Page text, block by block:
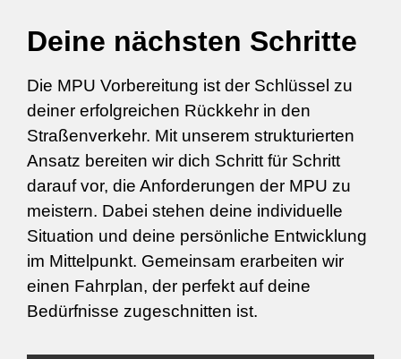
Deine nächsten Schritte
Die MPU Vorbereitung ist der Schlüssel zu
deiner erfolgreichen Rückkehr in den
Straßenverkehr. Mit unserem strukturierten
Ansatz bereiten wir dich Schritt für Schritt
darauf vor, die Anforderungen der MPU zu
meistern. Dabei stehen deine individuelle
Situation und deine persönliche Entwicklung
im Mittelpunkt. Gemeinsam erarbeiten wir
einen Fahrplan, der perfekt auf deine
Bedürfnisse zugeschnitten ist.